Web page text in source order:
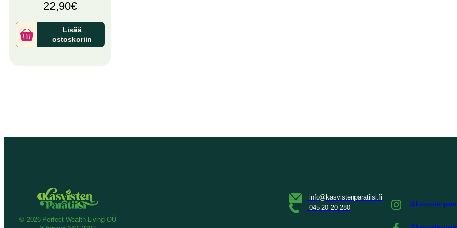
22,90€
Lisää
ostoskoriin
© 2026 Perfect Wealth Living OÜ